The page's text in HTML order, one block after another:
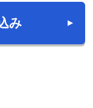
み